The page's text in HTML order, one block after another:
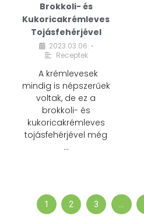
Brokkoli- és
Kukoricakrémleves
Tojásfehérjével
2023.03.06. •
Receptek
A krémlevesek
mindig is népszerűek
voltak, de ez a
brokkoli- és
kukoricakrémleves
tojásfehérjével még
…
1 2 3 …